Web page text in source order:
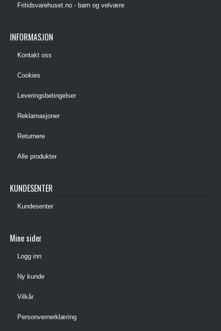
Fritidsvarehuset.no - barn og velvære
INFORMASJON
Kontakt oss
Cookies
Leveringsbetingelser
Reklamasjoner
Returnere
Alle produkter
KUNDESENTER
Kundesenter
Mine sider
Logg inn
Ny kunde
Vilkår
Personvernerklæring